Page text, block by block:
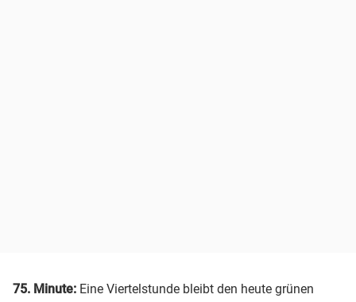
75. Minute: Eine Viertelstunde bleibt den heute grünen